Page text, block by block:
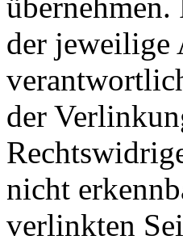
der jeweilige
der
nicht
verlinkten